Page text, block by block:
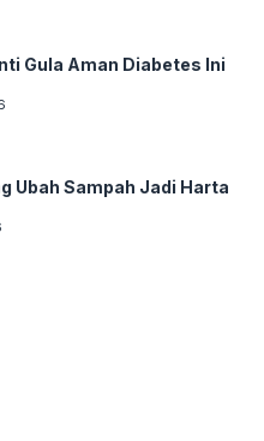
Gula Aman Diabetes Ini
Ubah Sampah Jadi Harta